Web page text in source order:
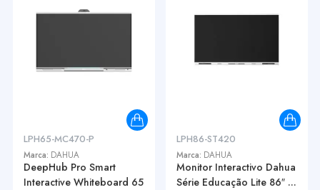
LPH65-MC470-P
Marca: DAHUA
DeepHub Pro Smart
Interactive Whiteboard 65
LPH86-ST420
Marca: DAHUA
Monitor Interactivo Dahua
Série Educação Lite 86″ ...